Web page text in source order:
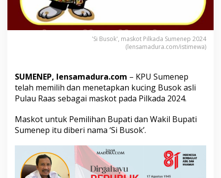
k
o
t
P
d
a
u
e
n
p
0
'Si Busok', maskot Pilkada Sumenep 2024
(lensamadura.com/istimewa)
SUMENEP, lensamadura.com – KPU Sumenep
telah memilih dan menetapkan kucing Busok asli
Pulau Raas sebagai maskot pada Pilkada 2024.
Maskot untuk Pemilihan Bupati dan Wakil Bupati
Sumenep itu diberi nama ‘Si Busok’.